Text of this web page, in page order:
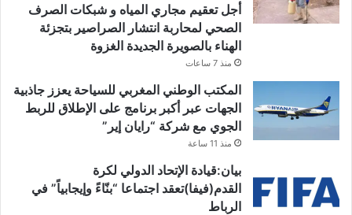
أجل تعقيم مجاري المياه و شبكات الصرف
الصحي لمحاربة انتشار الصراصير بتجزئة
الهناء بالصويرة الجديدة الغزوة
منذ 7 ساعات
المكتب الوطني المغربي للسياحة يعزز جاذبية
الجهات عبر أكبر برنامج على الإطلاق للربط
الجوي مع شركة “رايان إير”
منذ 11 ساعة
بيان:قيادة الإتحاد الدولي لكرة
القدم(فيفا)تعقد اجتماعا “بنّاءً وإيجابياً” في
الرباط